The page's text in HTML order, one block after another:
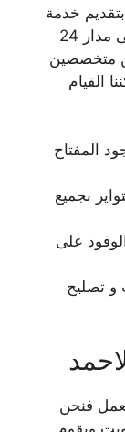
خدمة
لمساعدتكم على الطريق على مدار 24
متخصصين
القيام
المفتاح
بجميع
على
و تصليح
فنحن
ويقوم